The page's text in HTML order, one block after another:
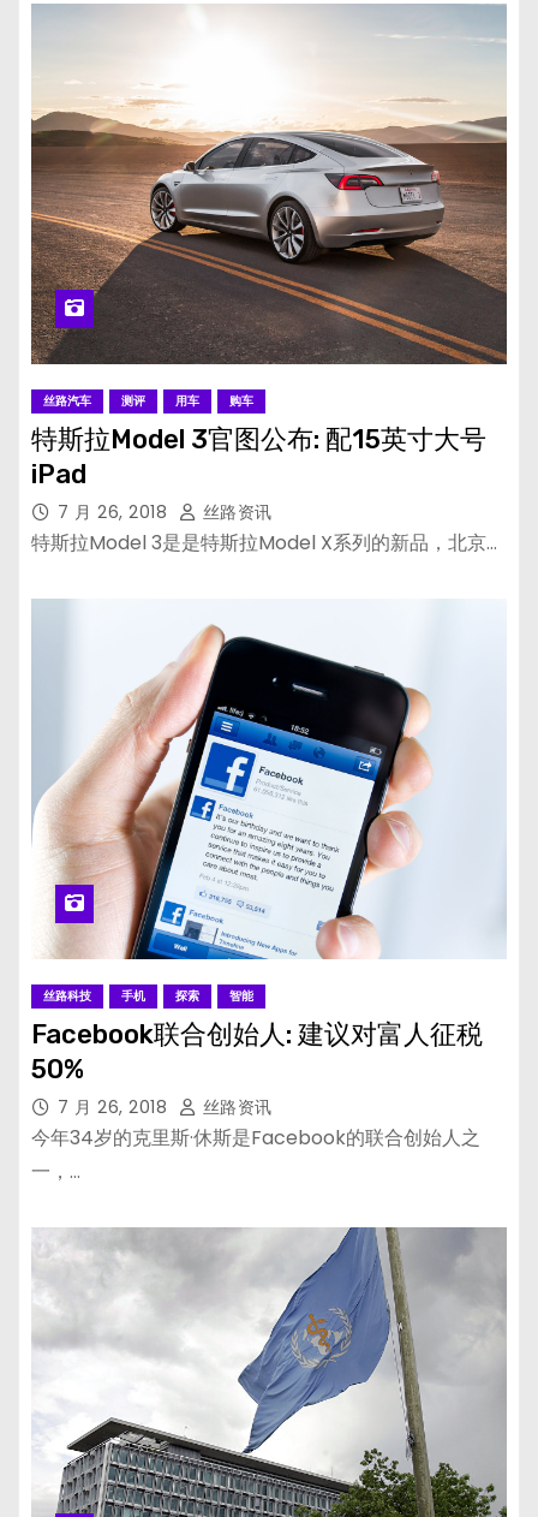
丝路汽车 测评 用车 购车
特斯拉Model 3官图公布: 配15英寸大号
iPad
7 月 26, 2018 丝路资讯
特斯拉Model 3是是特斯拉Model X系列的新品，北京…
丝路科技 手机 探索 智能
Facebook联合创始人: 建议对富人征税
50%
7 月 26, 2018 丝路资讯
今年34岁的克里斯·休斯是Facebook的联合创始人之
一，…